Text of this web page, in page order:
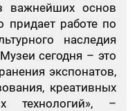
важнейших основ
придает работе по
наследия
сегодня – это
экспонатов,
креативных
технологий», –